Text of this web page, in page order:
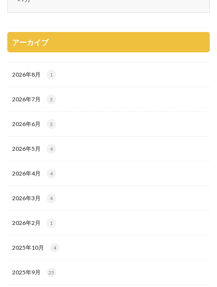
アーカイブ
2026年8月 1
2026年7月 3
2026年6月 3
2026年5月 4
2026年4月 4
2026年3月 4
2026年2月 1
2025年10月 4
2025年9月 25